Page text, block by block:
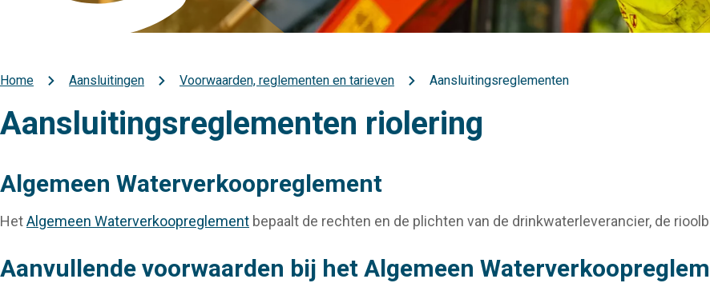
Kruimelpad
Home Aansluitingen Voorwaarden, reglementen en tarieven Aansluitingsreglementen
Aansluitingsreglementen riolering
Algemeen Waterverkoopreglement
HetAlgemeen Waterverkoopreglement bepaalt de rechten en de plichten van de drinkwaterleverancier, de
Aanvullende voorwaarden bij het Algemeen